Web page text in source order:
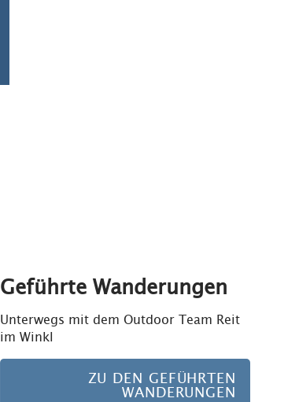
Geführte Wanderungen
Unterwegs mit dem Outdoor Team Reit
im Winkl
ZU DEN GEFÜHRTEN
WANDERUNGEN